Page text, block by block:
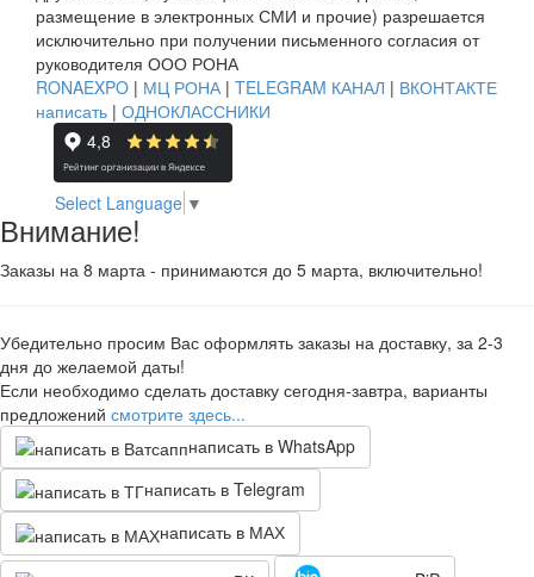
размещение в электронных СМИ и прочие) разрешается
исключительно при получении письменного согласия от
руководителя ООО РОНА
RONAEXPO | МЦ РОНА| TELEGRAM КАНАЛ | ВКОНТАКТЕ
написать | ОДНОКЛАССНИКИ
Select Language ▼
Внимание!
Заказы на 8 марта - принимаются до 5 марта, включительно!
Убедительно просим Вас оформлять заказы на доставку, за 2-3
дня до желаемой даты!
Если необходимо сделать доставку сегодня-завтра, варианты
предложений смотрите здесь...
написать в WhatsApp
написать в Telegram
написать в МАХ